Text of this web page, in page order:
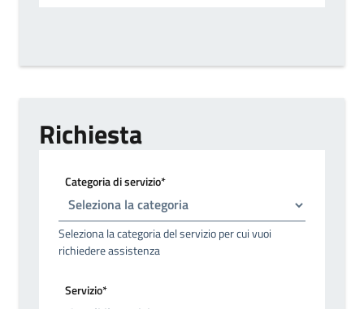
Richiesta
Categoria di servizio*
Seleziona la categoria del servizio per cui vuoi
richiedere assistenza
Servizio*